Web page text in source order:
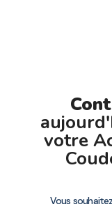
votre
Vous